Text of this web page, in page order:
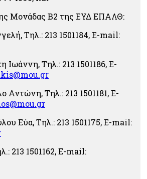
Μονάδας Β2 της ΕΥΔ ΕΠΑΛΘ:
Τηλ.: 213 1501184, E-mail:
Ιωάννη, Τηλ.: 213 1501186, E-
Αντώνη, Τηλ.: 213 1501181, E-
Εύα, Τηλ.: 213 1501175, E-mail:
213 1501162, E-mail: